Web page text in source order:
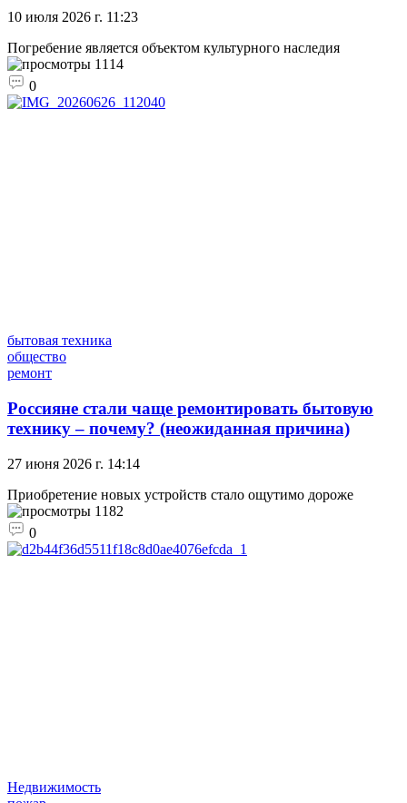
10 июля 2026 г. 11:23
Погребение является объектом культурного наследия
1114
0
бытовая техника
общество
ремонт
Россияне стали чаще ремонтировать бытовую
технику – почему? (неожиданная причина)
27 июня 2026 г. 14:14
Приобретение новых устройств стало ощутимо дороже
1182
0
Недвижимость